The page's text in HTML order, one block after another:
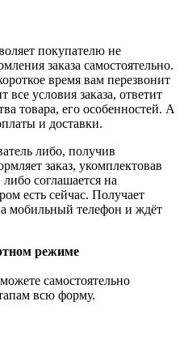
покупателю не
заказа самостоятельно.
время вам перезвонит
условия заказа, ответит
товара, его особенностей. А
и доставки.
либо, получив
заказ, укомплектовав
соглашается на
есть сейчас. Получает
мобильный телефон и ждёт
режиме
самостоятельно
всю форму.